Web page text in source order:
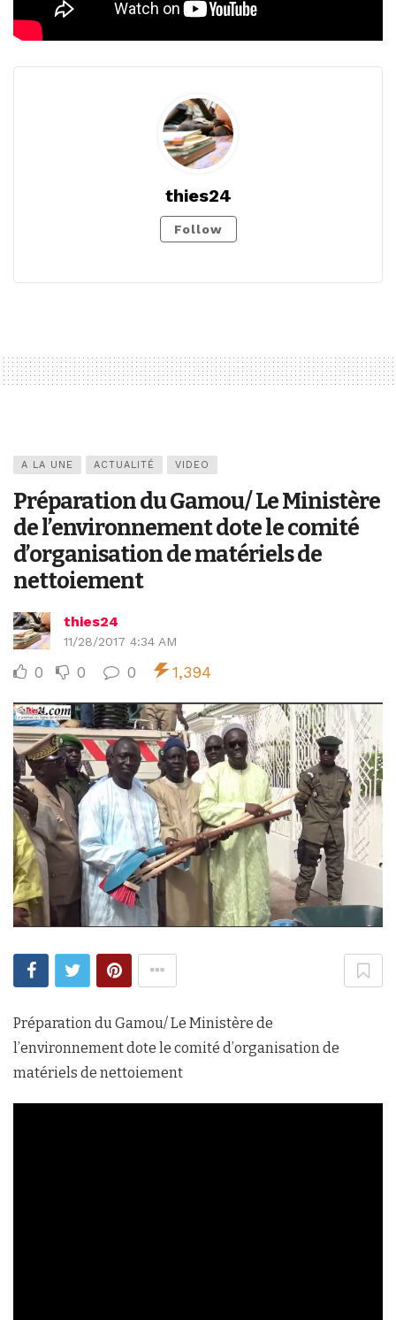
thies24
Follow
A LA UNE ACTUALITÉ VIDEO
Préparation du Gamou/ Le Ministère
de l’environnement dote le comité
d’organisation de matériels de
nettoiement
thies24
11/28/2017 4:34 AM
0 0 0 1,394
Préparation du Gamou/ Le Ministère de
l’environnement dote le comité d’organisation de
matériels de nettoiement